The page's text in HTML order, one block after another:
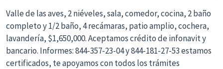
Valle de las aves, 2 niéveles, sala, comedor, cocina, 2 baño
completo y 1/2 baño, 4 recámaras, patio amplio, cochera,
lavandería, $1,650,000. Aceptamos crédito de infonavit y
bancario. Informes: 844-357-23-04 y 844-181-27-53 estamos
certificados, te apoyamos con todos los trámites